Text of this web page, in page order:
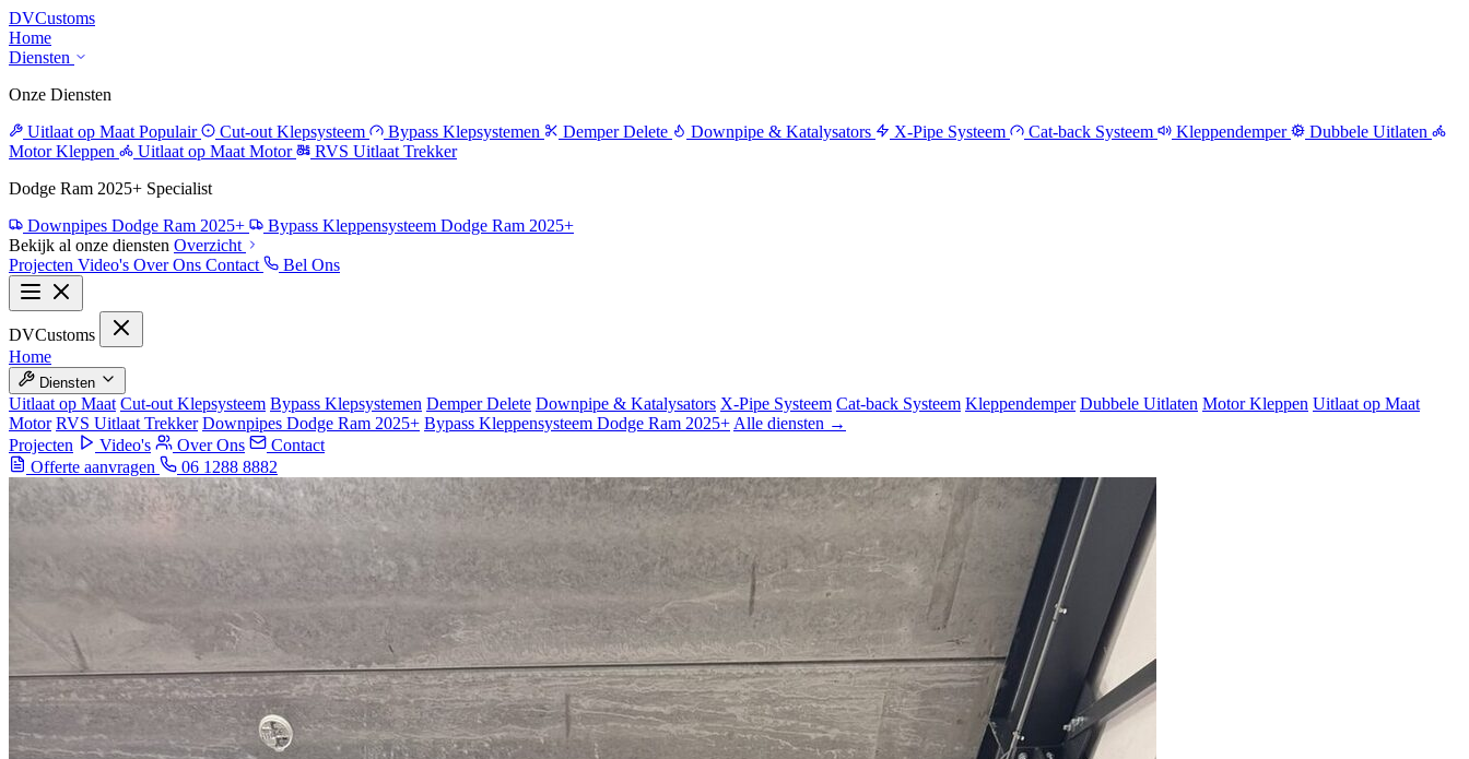
DVCustoms
Home
Diensten
Onze Diensten
Uitlaat op Maat Populair Cut-out Klepsysteem Bypass Klepsystemen Demper Delete Downpipe & Katalysators X-Pipe Systeem Cat-back Systeem Kleppendemper
Dubbele Uitlaten
Motor Kleppen
Uitlaat op Maat Motor
RVS Uitlaat Trekker
Dodge Ram 2025+ Specialist
Downpipes Dodge Ram 2025+
Bypass Kleppensysteem Dodge Ram 2025+
Bekijk al onze diensten Overzicht
Projecten Video's Over Ons Contact Bel Ons
DVCustoms
Home
Diensten
Uitlaat op Maat Cut-out Klepsysteem Bypass Klepsystemen Demper Delete Downpipe & Katalysators X-Pipe Systeem Cat-back Systeem Kleppendemper Dubbele Uitlaten Motor Kleppen Uitlaat op Maat
Motor RVS Uitlaat Trekker Downpipes Dodge Ram 2025+ Bypass Kleppensysteem Dodge Ram 2025+ Alle diensten →
Projecten
Video's Over Ons
Contact
Offerte aanvragen
06 1288 8882